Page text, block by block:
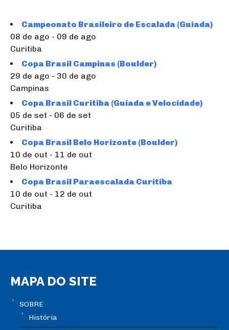
Campeonato Brasileiro de Escalada (Guiada)
08 de ago - 09 de ago
Curitiba
Copa Brasil Campinas (Boulder)
29 de ago - 30 de ago
Campinas
Copa Brasil Curitiba (Guiada e Velocidade)
05 de set - 06 de set
Curitiba
Copa Brasil Belo Horizonte (Boulder)
10 de out - 11 de out
Belo Horizonte
Copa Brasil Paraescalada Curitiba
10 de out - 12 de out
Curitiba
MAPA DO SITE
SOBRE
História